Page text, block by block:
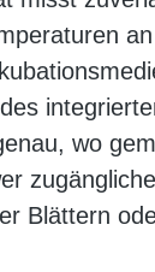
wo
Blättern